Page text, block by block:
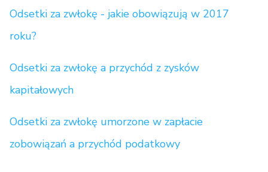
Odsetki za zwłokę - jakie obowiązują w 2017
roku?
Odsetki za zwłokę a przychód z zysków
kapitałowych
Odsetki za zwłokę umorzone w zapłacie
zobowiązań a przychód podatkowy